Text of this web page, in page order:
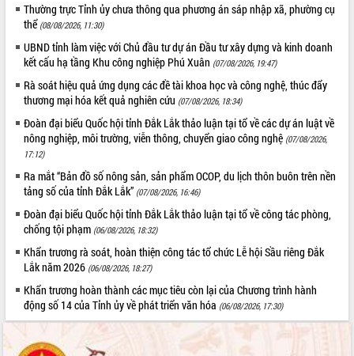
Rà soát, hoàn thiện hệ thống thiết chế
văn hóa, thể thao đáp ứng yêu cầu
phát triển mới
Thường trực HĐND tỉnh Đắk Lắk gặp
mặt Đoàn chuyên gia y tế TP. Hồ Chí
Minh
Lễ truy điệu và an táng hài cốt liệt sĩ
tại Nghĩa trang Liệt sĩ xã Sơn Hòa
Bàn giải pháp tháo gỡ khó khăn trong
xuất khẩu sầu riêng và triển khai quy
định EUDR
Thứ trưởng Bộ Nông nghiệp và Môi
trường Nguyễn Hoàng Hiệp khảo sát
sầu riêng tại Đắk Lắk
Trình diễn nghệ thuật chế biến các
món ăn từ sầu riêng
Đắk Lắk công bố Quy hoạch và xúc
Ngành cá ngừ Đắk Lắk chủ động thích
THỐNG KÊ TRUY CẬP
Hôm nay: 22429
Tất cả: 66108097
Thường trực Tỉnh ủy chưa thông qua phương án sáp nhập xã, phường cụ
thể (08/08/2026, 11:30)
UBND tỉnh làm việc với Chủ đầu tư dự án Đầu tư xây dựng và kinh doanh
kết cấu hạ tầng Khu công nghiệp Phú Xuân (07/08/2026, 19:47)
Rà soát hiệu quả ứng dụng các đề tài khoa học và công nghệ, thúc đẩy
thương mại hóa kết quả nghiên cứu (07/08/2026, 18:34)
Đoàn đại biểu Quốc hội tỉnh Đắk Lắk thảo luận tại tổ về các dự án luật về
nông nghiệp, môi trường, viễn thông, chuyển giao công nghệ (07/08/2026,
17:12)
Ra mắt “Bản đồ số nông sản, sản phẩm OCOP, du lịch thôn buôn trên nền
tảng số của tỉnh Đắk Lắk” (07/08/2026, 16:46)
Đoàn đại biểu Quốc hội tỉnh Đắk Lắk thảo luận tại tổ về công tác phòng,
chống tội phạm (06/08/2026, 18:32)
Khẩn trương rà soát, hoàn thiện công tác tổ chức Lễ hội Sầu riêng Đắk
Lắk năm 2026 (06/08/2026, 18:27)
Khẩn trương hoàn thành các mục tiêu còn lại của Chương trình hành
động số 14 của Tỉnh ủy về phát triển văn hóa (06/08/2026, 17:30)